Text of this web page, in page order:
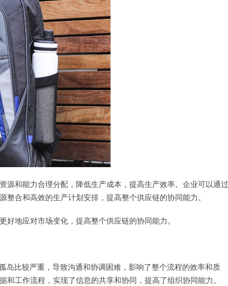
源和能力合理分配，降低生产成本，提高生产效率。企业可以通过
合和高效的生产计划安排，提高整个供应链的协同能力。
地应对市场变化，提高整个供应链的协同能力。
岛比较严重，导致沟通和协调困难，影响了整个流程的效率和质
工作流程，实现了信息的共享和协同，提高了组织协同能力。